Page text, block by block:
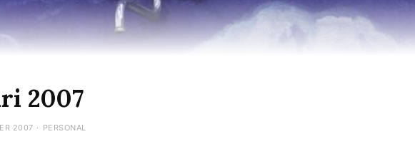
2007
2007 · PERSONAL